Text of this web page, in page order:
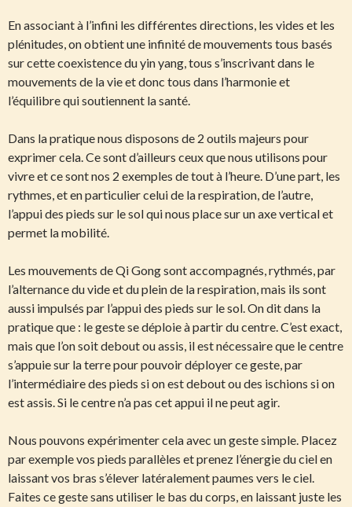
En associant à l’infini les différentes directions, les vides et les
plénitudes, on obtient une infinité de mouvements tous basés
sur cette coexistence du yin yang, tous s’inscrivant dans le
mouvements de la vie et donc tous dans l’harmonie et
l’équilibre qui soutiennent la santé.
Dans la pratique nous disposons de 2 outils majeurs pour
exprimer cela. Ce sont d’ailleurs ceux que nous utilisons pour
vivre et ce sont nos 2 exemples de tout à l’heure. D’une part, les
rythmes, et en particulier celui de la respiration, de l’autre,
l’appui des pieds sur le sol qui nous place sur un axe vertical et
permet la mobilité.
Les mouvements de Qi Gong sont accompagnés, rythmés, par
l’alternance du vide et du plein de la respiration, mais ils sont
aussi impulsés par l’appui des pieds sur le sol. On dit dans la
pratique que : le geste se déploie à partir du centre. C’est exact,
mais que l’on soit debout ou assis, il est nécessaire que le centre
s’appuie sur la terre pour pouvoir déployer ce geste, par
l’intermédiaire des pieds si on est debout ou des ischions si on
est assis. Si le centre n’a pas cet appui il ne peut agir.
Nous pouvons expérimenter cela avec un geste simple. Placez
par exemple vos pieds parallèles et prenez l’énergie du ciel en
laissant vos bras s’élever latéralement paumes vers le ciel.
Faites ce geste sans utiliser le bas du corps, en laissant juste les